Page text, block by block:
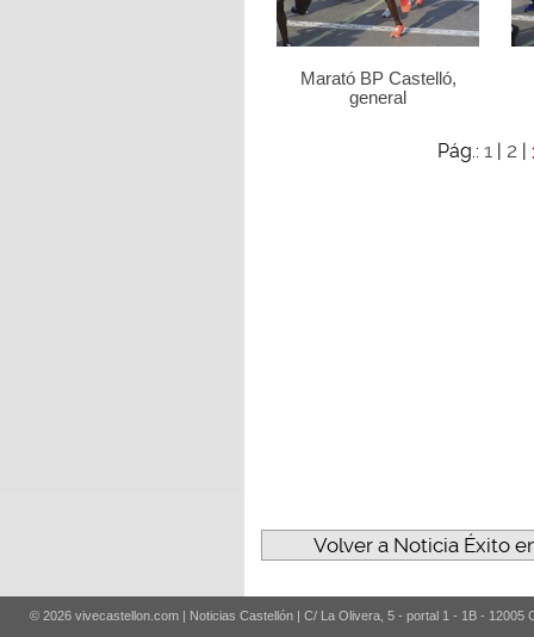
Marató BP Castelló,
general
Pág.: 1 | 2 |
Volver a Noticia Éxito
© 2026 vivecastellon.com | Noticias Castellón | C/ La Olivera, 5 - portal 1 - 1B - 12005